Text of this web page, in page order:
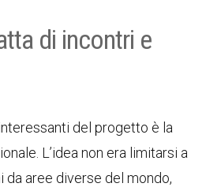
di incontri e
del progetto è la
L’idea non era limitarsi a
aree diverse del mondo,